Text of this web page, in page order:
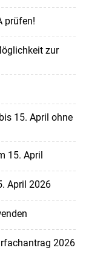
prüfen!
zur
15. April ohne
15. April
April 2026
2026